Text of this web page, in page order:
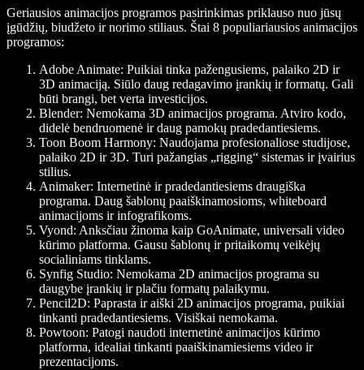
Geriausios animacijos programos pasirinkimas priklauso nuo jūsų
įgūdžių, biudžeto ir norimo stiliaus. Štai 8 populiariausios animacijos
programos:
Adobe Animate: Puikiai tinka pažengusiems, palaiko 2D ir
3D animaciją. Siūlo daug redagavimo įrankių ir formatų. Gali
būti brangi, bet verta investicijos.
Blender: Nemokama 3D animacijos programa. Atviro kodo,
didelė bendruomenė ir daug pamokų pradedantiesiems.
Toon Boom Harmony: Naudojama profesionaliose studijose,
palaiko 2D ir 3D. Turi pažangias „rigging“ sistemas ir įvairius
stilius.
Animaker: Internetinė ir pradedantiesiems draugiška
programa. Daug šablonų paaiškinamosioms, whiteboard
animacijoms ir infografikoms.
Vyond: Anksčiau žinoma kaip GoAnimate, universali video
kūrimo platforma. Gausu šablonų ir pritaikomų veikėjų
socialiniams tinklams.
Synfig Studio: Nemokama 2D animacijos programa su
daugybe įrankių ir plačiu formatų palaikymu.
Pencil2D: Paprasta ir aiški 2D animacijos programa, puikiai
tinkanti pradedantiesiems. Visiškai nemokama.
Powtoon: Patogi naudoti internetinė animacijos kūrimo
platforma, idealiai tinkanti paaiškinamiesiems video ir
prezentacijoms.